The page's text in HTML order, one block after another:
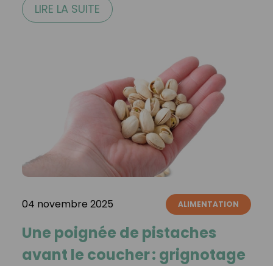
LIRE LA SUITE
04 novembre 2025 ALIMENTATION
Une poignée de pistaches
avant le coucher : grignotage